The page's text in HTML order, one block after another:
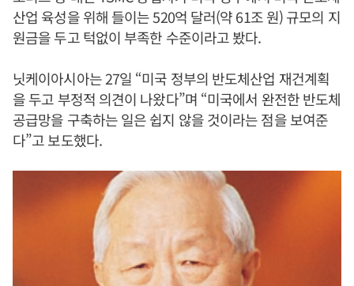
산업 육성을 위해 들이는 520억 달러(약 61조 원) 규모의 지
원금을 두고 턱없이 부족한 수준이라고 봤다.
닛케이아시아는 27일 “미국 정부의 반도체산업 재건계획
을 두고 부정적 의견이 나왔다”며 “미국에서 완전한 반도체
공급망을 구축하는 일은 쉽지 않을 것이라는 점을 보여준
다”고 보도했다.